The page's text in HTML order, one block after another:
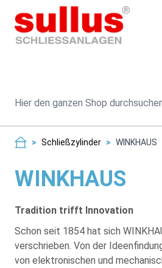
Direkt zum Inhalt
Suche
> Schließzylinder > WINKHAUS
WINKHAUS
Tradition trifft Innovation
Schon seit 1854 hat sich
verschrieben. Von der
von elektronischen und